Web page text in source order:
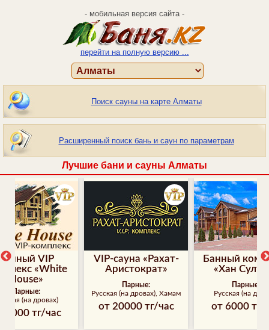
- мобильная версия сайта -
перейти на полную версию ...
Поиск сауны на карте Алматы
Расширенный поиск бань и саун по параметрам
Лучшие бани и сауны Алматы
VIP
«White
House»
Парные:
(на дровах)
7000 тг/час
VIP-сауна «Рахат-
Аристократ»
Парные:
Русская (на дровах), Хамам
от 20000 тг/час
Банный
«Хан
Парные:
Русская (на
от 6000 тг/